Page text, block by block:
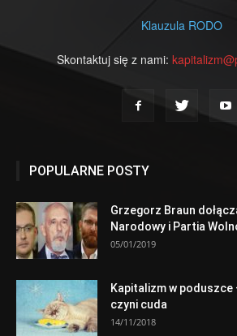
Klauzula RODO
Skontaktuj się z nami:
POPULARNE POSTY
Grzegorz Braun
Narodowy i Partia
05/01/2019
Kapitalizm w
czyni cuda
14/11/2018